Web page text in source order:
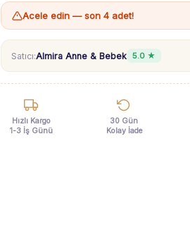
Acele edin — son 4 adet!
Satıcı:Almira Anne & Bebek 5.0 ★
Hızlı Kargo
1-3 İş Günü
30 Gün
Kolay İade